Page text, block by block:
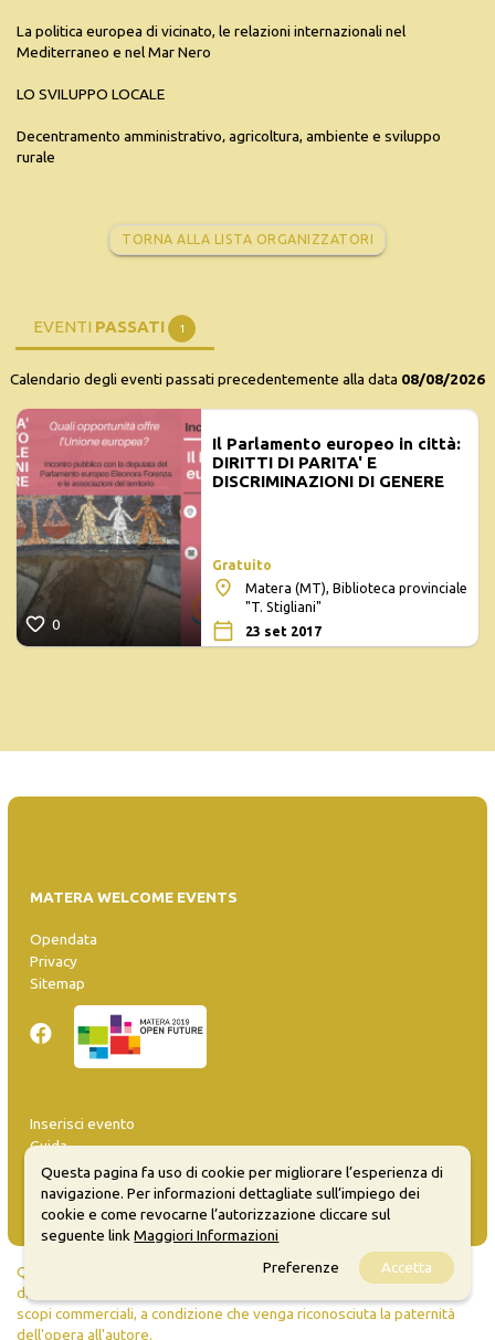
La politica europea di vicinato, le relazioni internazionali nel
Mediterraneo e nel Mar Nero
LO SVILUPPO LOCALE
Decentramento amministrativo‚ agricoltura, ambiente e sviluppo
rurale
TORNA ALLA LISTA ORGANIZZATORI
EVENTI PASSATI 1
Calendario degli eventi passati precedentemente alla data 08/08/2026
0
Il Parlamento europeo in città:
DIRITTI DI PARITA' E
DISCRIMINAZIONI DI GENERE
Gratuito
Matera (MT), Biblioteca provinciale
"T. Stigliani"
23 set 2017
MATERA WELCOME EVENTS
Opendata
Privacy
Sitemap
Inserisci evento
Guida
FAQ
info@materaevents.it
Quanto realizzato è sottoposto a licenza CC-BY-SA che permette di
distribuire, modificare, creare opere derivate dall'originale, anche a
scopi commerciali, a condizione che venga riconosciuta la paternità
dell'opera all'autore.
Questa pagina fa uso di cookie per migliorare l’esperienza di
navigazione. Per informazioni dettagliate sull’impiego dei
cookie e come revocarne l’autorizzazione cliccare sul
seguente linkMaggiori Informazioni
Preferenze
Accetta